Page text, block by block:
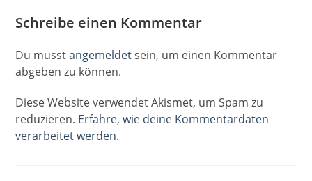
Schreibe einen Kommentar
Du musstangemeldetsein, um einen Kommentar
abgeben zu können.
Diese Website verwendet Akismet, um Spam zu
reduzieren. Erfahre, wie deine Kommentardaten
verarbeitet werden.